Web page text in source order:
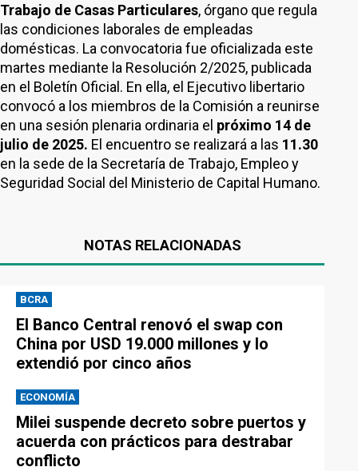
Trabajo de Casas Particulares, órgano que regula
las condiciones laborales de empleadas
domésticas. La convocatoria fue oficializada este
martes mediante la Resolución 2/2025, publicada
en el Boletín Oficial. En ella, el Ejecutivo libertario
convocó a los miembros de la Comisión a reunirse
en una sesión plenaria ordinaria el próximo 14 de
julio de 2025. El encuentro se realizará a las 11.30
en la sede de la Secretaría de Trabajo, Empleo y
Seguridad Social del Ministerio de Capital Humano.
NOTAS RELACIONADAS
BCRA
El Banco Central renovó el swap con
China por USD 19.000 millones y lo
extendió por cinco años
ECONOMÍA
Milei suspende decreto sobre puertos y
acuerda con prácticos para destrabar
conflicto